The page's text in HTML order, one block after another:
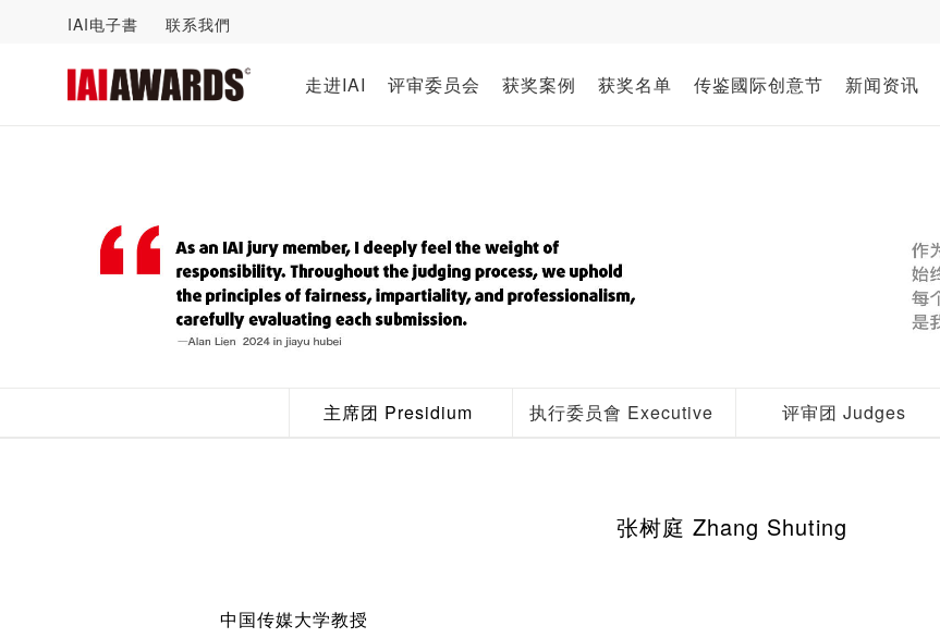
IAI电子書 联系我們
走进IAI 评审委员会 获奖案例 获奖名单 传鉴國际创意节 新闻资讯
主席团 Presidium 执行委员會 Executive 评审团 Judges
张树庭 Zhang Shuting
中国传媒大学教授